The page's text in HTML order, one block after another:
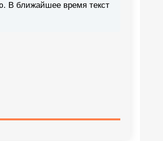
В ближайшее время текст